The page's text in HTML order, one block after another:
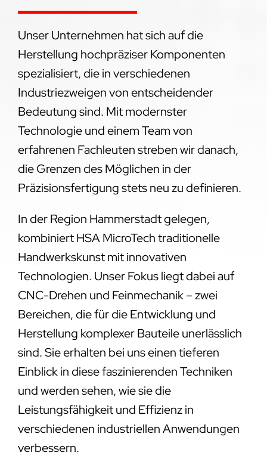
Unser Unternehmen hat sich auf die
Herstellung hochpräziser Komponenten
spezialisiert, die in verschiedenen
Industriezweigen von entscheidender
Bedeutung sind. Mit modernster
Technologie und einem Team von
erfahrenen Fachleuten streben wir danach,
die Grenzen des Möglichen in der
Präzisionsfertigung stets neu zu definieren.
In der Region Hammerstadt gelegen,
kombiniert HSA MicroTech traditionelle
Handwerkskunst mit innovativen
Technologien. Unser Fokus liegt dabei auf
CNC-Drehen und Feinmechanik – zwei
Bereichen, die für die Entwicklung und
Herstellung komplexer Bauteile unerlässlich
sind. Sie erhalten bei uns einen tieferen
Einblick in diese faszinierenden Techniken
und werden sehen, wie sie die
Leistungsfähigkeit und Effizienz in
verschiedenen industriellen Anwendungen
verbessern.